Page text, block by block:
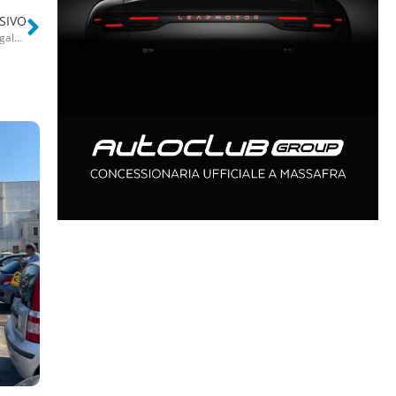
Tradita e violentata, il Giudice toglie le figlie a Joy: “Non vivo più”. Il legale: “Misura iniqua”